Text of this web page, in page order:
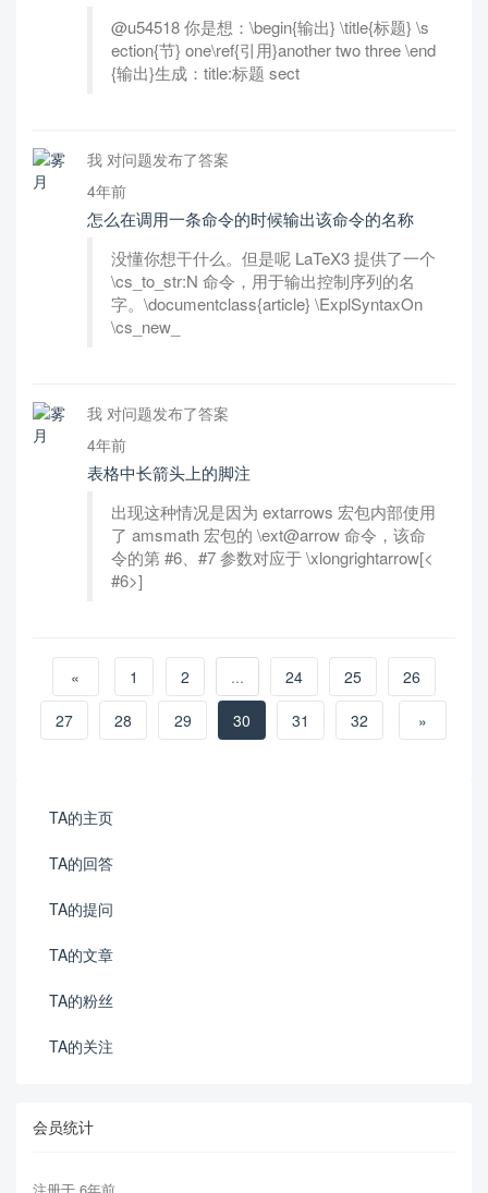
@u54518 你是想：\begin{输出} \title{标题} \s
ection{节} one\ref{引用}another two three \end
{输出}生成：title:标题 sect
我 对问题发布了答案
4年前
怎么在调用一条命令的时候输出该命令的名称
没懂你想干什么。但是呢 LaTeX3 提供了一个
\cs_to_str:N 命令，用于输出控制序列的名
字。\documentclass{article} \ExplSyntaxOn
\cs_new_
我 对问题发布了答案
4年前
表格中长箭头上的脚注
出现这种情况是因为 extarrows 宏包内部使用
了 amsmath 宏包的 \ext@arrow 命令，该命
令的第 #6、#7 参数对应于 \xlongrightarrow[<
#6>]
« 1 2 ... 24 25
26
27
28 29 30 31 32 »
TA的主页
TA的回答
TA的提问
TA的文章
TA的粉丝
TA的关注
会员统计